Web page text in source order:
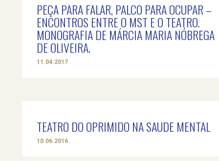
PEÇA PARA FALAR, PALCO PARA OCUPAR –
ENCONTROS ENTRE O MST E O TEATRO.
MONOGRAFIA DE MÁRCIA MARIA NÓBREGA
DE OLIVEIRA.
11.04.2017
TEATRO DO OPRIMIDO NA SAUDE MENTAL
10.06.2016